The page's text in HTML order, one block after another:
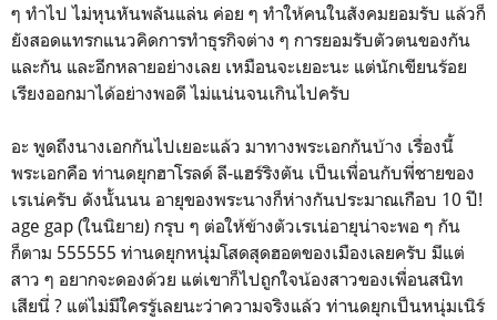
ๆ ทำไป ไม่หุนหันพลันแล่น ค่อย ๆ ทำให้คนในสังคมยอมรับ แล้วก็
ยังสอดแทรกแนวคิดการทำธุรกิจต่าง ๆ การยอมรับตัวตนของกัน
และกัน และอีกหลายอย่างเลย เหมือนจะเยอะนะ แต่นักเขียนร้อย
เรียงออกมาได้อย่างพอดี ไม่แน่นจนเกินไปครับ
อะ พูดถึงนางเอกกันไปเยอะแล้ว มาทางพระเอกกันบ้าง เรื่องนี้
พระเอกคือ ท่านดยุกฮาโรลด์ ลี-แฮร์ริงตัน เป็นเพื่อนกับพี่ชายของ
เรเน่ครับ ดังนั้นนน อายุของพระนางก็ห่างกันประมาณเกือบ 10 ปี!
age gap (ในนิยาย) กรุบ ๆ ต่อให้ข้างตัวเรเน่อายุน่าจะพอ ๆ กัน
ก็ตาม 555555 ท่านดยุกหนุ่มโสดสุดฮอตของเมืองเลยครับ มีแต่
สาว ๆ อยากจะดองด้วย แต่เขาก็ไปถูกใจน้องสาวของเพื่อนสนิท
เสียนี่ ? แต่ไม่มีใครรู้เลยนะว่าความจริงแล้ว ท่านดยุกเป็นหนุ่มเนิร์